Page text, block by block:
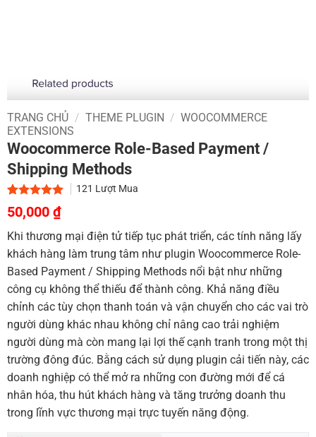
TRANG CHỦ / THEME PLUGIN / WOOCOMMERCE
EXTENSIONS
Woocommerce Role-Based Payment /
Shipping Methods
5.00 trên 5
dựa trên
1
121 Lượt Mua
Giá
gốc
là:
700,000 ₫.
50,000 ₫Giá
hiện
tại
là:
50,000 ₫.
Khi thương mại điện tử tiếp tục phát triển, các tính năng lấy
khách hàng làm trung tâm như plugin Woocommerce Role-
Based Payment / Shipping Methods nổi bật như những
công cụ không thể thiếu để thành công. Khả năng điều
chỉnh các tùy chọn thanh toán và vận chuyển cho các vai trò
người dùng khác nhau không chỉ nâng cao trải nghiệm
người dùng mà còn mang lại lợi thế cạnh tranh trong một thị
trường đông đúc. Bằng cách sử dụng plugin cải tiến này, các
doanh nghiệp có thể mở ra những con đường mới để cá
nhân hóa, thu hút khách hàng và tăng trưởng doanh thu
trong lĩnh vực thương mại trực tuyến năng động.